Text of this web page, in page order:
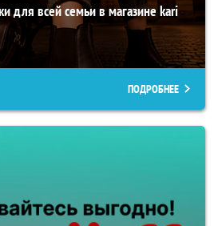
для всей семьи в магазине kari
ПОДРОБНЕЕ